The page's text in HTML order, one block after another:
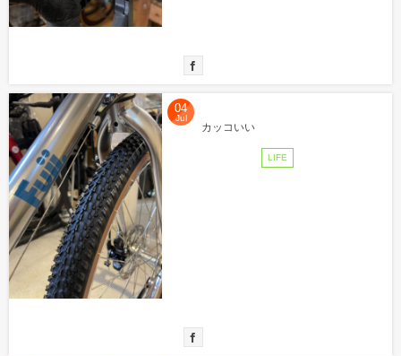
04
Jul
カッコいい
LIFE